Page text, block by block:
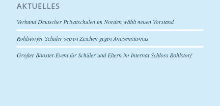
AKTUELLES
Verband Deutscher Privatschulen im Norden wählt neuen Vorstand
Rohlstorfer Schüler setzen Zeichen gegen Antisemitismus
Großer Booster-Event für Schüler und Eltern im Internat Schloss Rohlstorf